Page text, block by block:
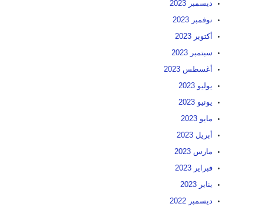
ديسمبر 2023
نوفمبر 2023
أكتوبر 2023
سبتمبر 2023
أغسطس 2023
يوليو 2023
يونيو 2023
مايو 2023
أبريل 2023
مارس 2023
فبراير 2023
يناير 2023
ديسمبر 2022